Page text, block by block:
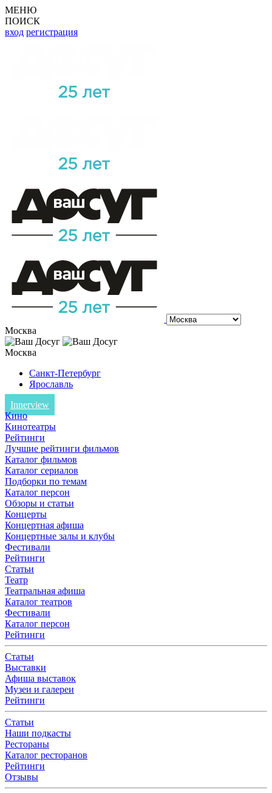
МЕНЮ
ПОИСК
вход регистрация
Москва
Москва
Санкт-Петербург
Ярославль
Innerview
Кино
Кинотеатры
Рейтинги
Лучшие рейтинги фильмов
Каталог фильмов
Каталог сериалов
Подборки по темам
Каталог персон
Обзоры и статьи
Концерты
Концертная афиша
Концертные залы и клубы
Фестивали
Рейтинги
Статьи
Театр
Театральная афиша
Каталог театров
Фестивали
Каталог персон
Рейтинги
Статьи
Выставки
Афиша выставок
Музеи и галереи
Рейтинги
Статьи
Наши подкасты
Рестораны
Каталог ресторанов
Рейтинги
Отзывы